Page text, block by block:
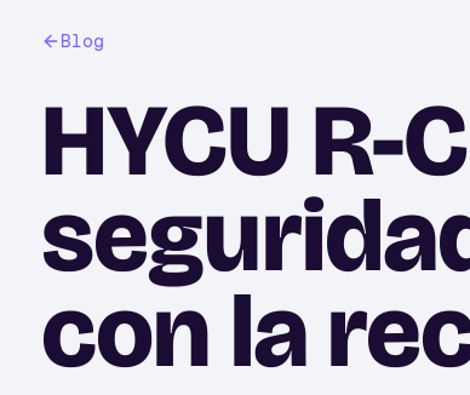
Blog
HYCU
con la